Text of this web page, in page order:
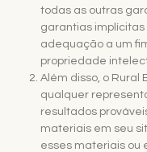
todas as outras
garantias
adequação a um
propriedade
Além disso, o Rural
qualquer
resultados
materiais em seu
esses materiais ou